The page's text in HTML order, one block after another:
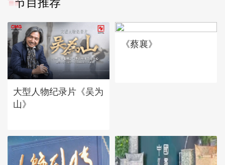
节目推荐
大型人物纪录片《吴为
山》
《蔡襄》